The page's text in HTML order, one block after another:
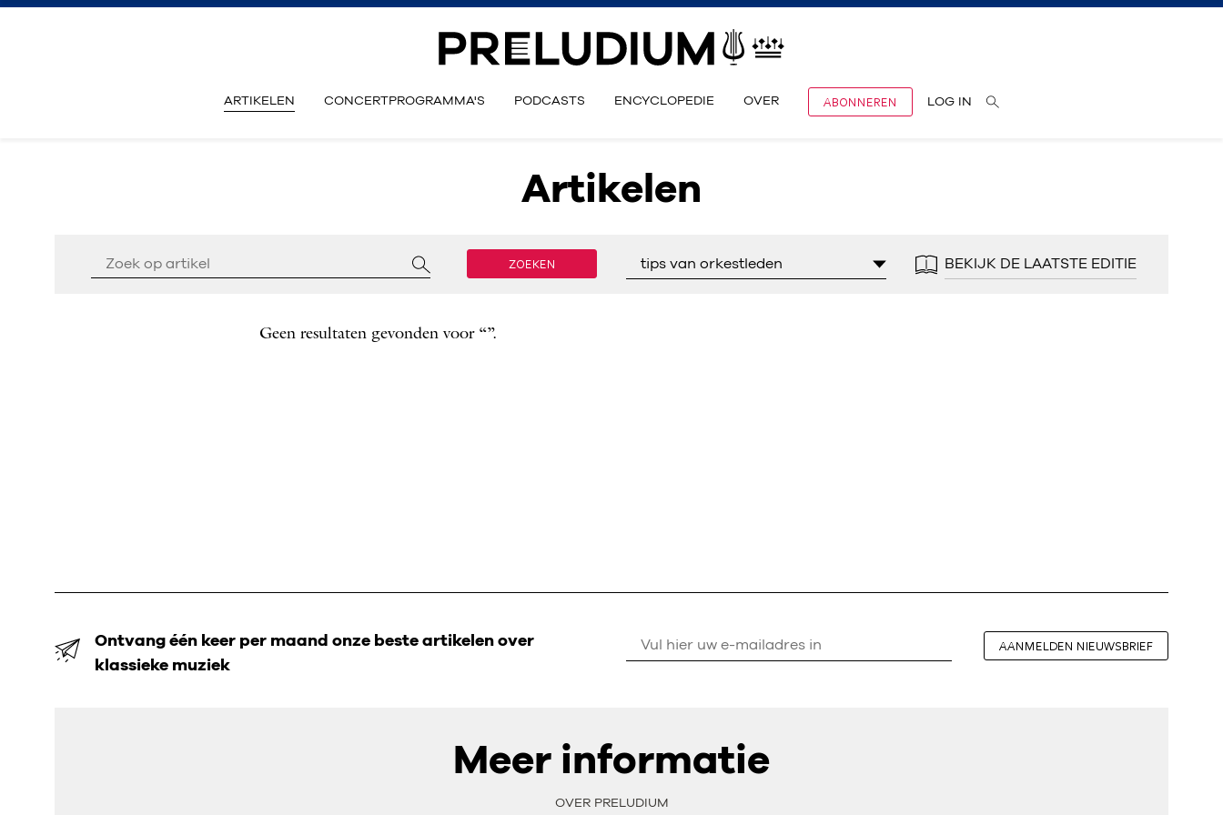
ARTIKELEN CONCERTPROGRAMMA'S PODCASTS ENCYCLOPEDIE OVER ABONNEREN LOG IN
Artikelen
ZOEKEN tips van orkestleden BEKIJK DE LAATSTE EDITIE
Geen resultaten gevonden voor “”.
Ontvang één keer per maand onze beste artikelen over
klassieke muziek
AANMELDEN NIEUWSBRIEF
Meer informatie
OVER PRELUDIUM